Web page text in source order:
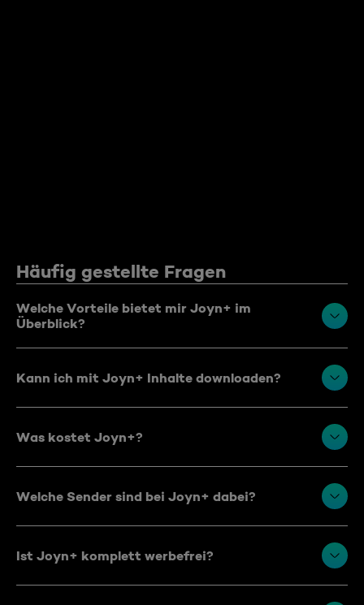
Häufig gestellte Fragen
Welche Vorteile bietet mir Joyn+ im
Überblick?
Kann ich mit Joyn+ Inhalte downloaden?
Was kostet Joyn+?
Welche Sender sind bei Joyn+ dabei?
Ist Joyn+ komplett werbefrei?